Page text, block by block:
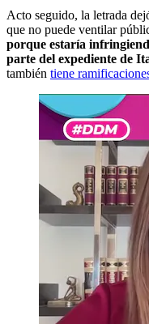
Acto seguido, la letrada
que no puede ventilar
porque estaría
parte del expediente de
también tiene